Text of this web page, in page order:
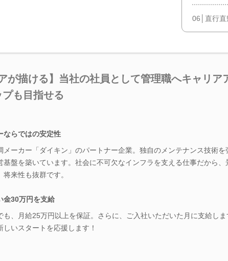
06│直行
が描ける】当社の社員として管理職へキャリア
も目指せる
らではの安定性
メーカー「ダイキン」のパートナー企業。独自のメンテナンス技術を
基盤を築いています。社会に不可欠なインフラを支える仕事だから、
来性も抜群です。
30万円を支給
も、月給25万円以上を保証。さらに、ご入社いただいた月に支給しま
しいスタートを応援します！